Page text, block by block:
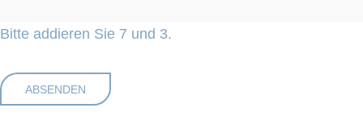
Bitte addieren Sie 7 und 3.
ABSENDEN